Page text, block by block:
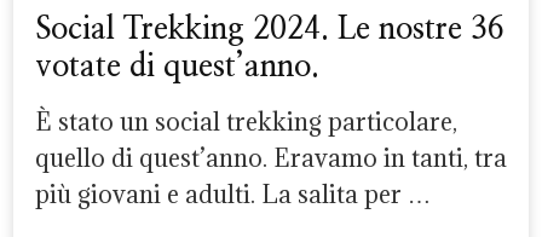
Social Trekking 2024. Le nostre 36
votate di quest’anno.
È stato un social trekking particolare,
quello di quest’anno. Eravamo in tanti, tra
più giovani e adulti. La salita per …